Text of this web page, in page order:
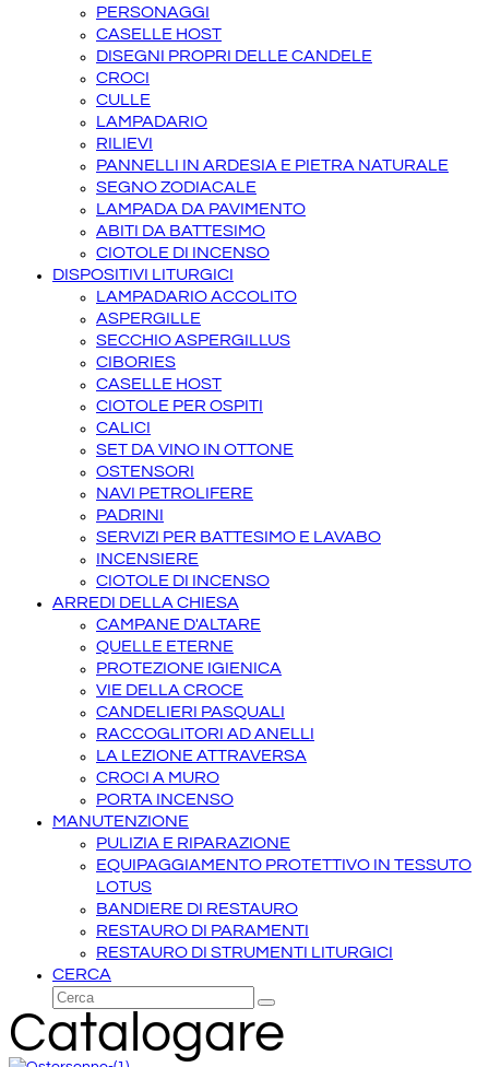
PERSONAGGI
CASELLE HOST
DISEGNI PROPRI DELLE CANDELE
CROCI
CULLE
LAMPADARIO
RILIEVI
PANNELLI IN ARDESIA E PIETRA NATURALE
SEGNO ZODIACALE
LAMPADA DA PAVIMENTO
ABITI DA BATTESIMO
CIOTOLE DI INCENSO
DISPOSITIVI LITURGICI
LAMPADARIO ACCOLITO
ASPERGILLE
SECCHIO ASPERGILLUS
CIBORIES
CASELLE HOST
CIOTOLE PER OSPITI
CALICI
SET DA VINO IN OTTONE
OSTENSORI
NAVI PETROLIFERE
PADRINI
SERVIZI PER BATTESIMO E LAVABO
INCENSIERE
CIOTOLE DI INCENSO
ARREDI DELLA CHIESA
CAMPANE D'ALTARE
QUELLE ETERNE
PROTEZIONE IGIENICA
VIE DELLA CROCE
CANDELIERI PASQUALI
RACCOGLITORI AD ANELLI
LA LEZIONE ATTRAVERSA
CROCI A MURO
PORTA INCENSO
MANUTENZIONE
PULIZIA E RIPARAZIONE
EQUIPAGGIAMENTO PROTETTIVO IN TESSUTO
LOTUS
BANDIERE DI RESTAURO
RESTAURO DI PARAMENTI
RESTAURO DI STRUMENTI LITURGICI
CERCA
Cerca
Invia
Catalogare